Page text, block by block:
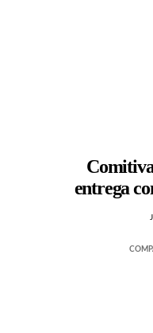
entrega